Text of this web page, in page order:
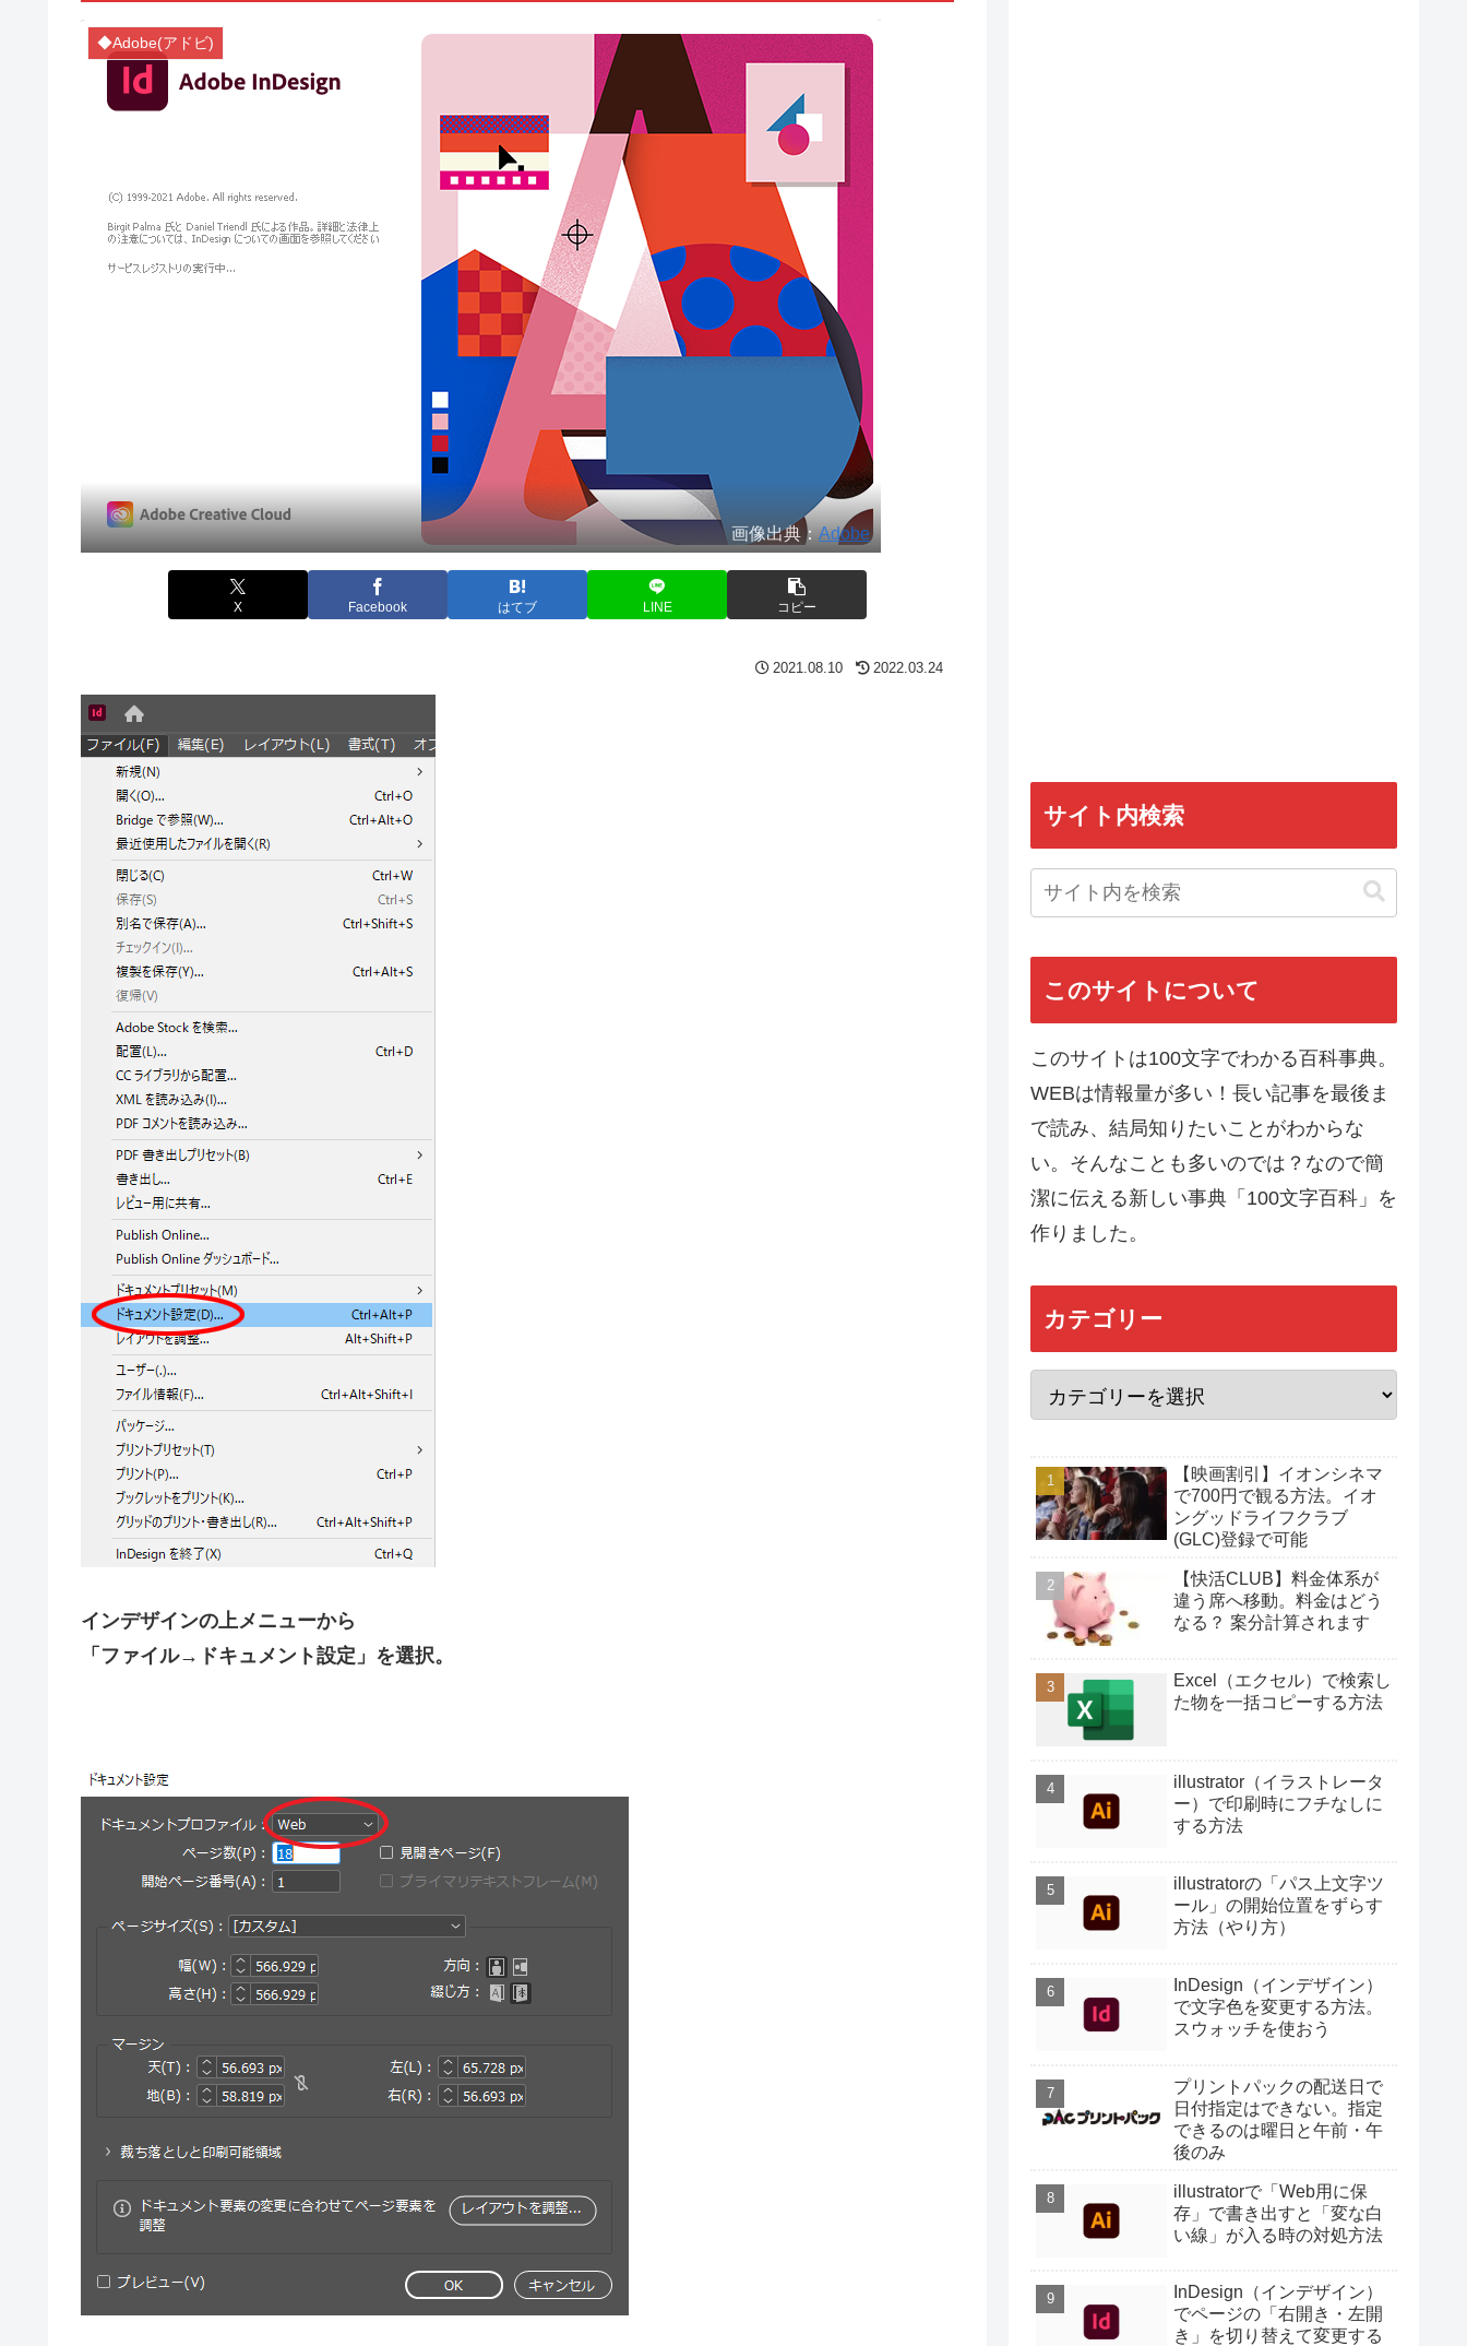
◆Adobe(アドビ)
画像出典：Adobe
X Facebook はてブ LINE コピー
2021.08.10 2022.03.24
インデザインの上メニューから
「ファイル→ドキュメント設定」を選択。
サイト内検索
このサイトについて
このサイトは100文字でわかる百科事典。
WEBは情報量が多い！長い記事を最後ま
で読み、結局知りたいことがわからな
い。そんなことも多いのでは？なので簡
潔に伝える新しい事典「100文字百科」を
作りました。
カテゴリー
【映画割引】イオンシネマ
で700円で観る方法。イオ
ングッドライフクラブ
(GLC)登録で可能
【快活CLUB】料金体系が
違う席へ移動。料金はどう
なる？ 案分計算されます
Excel（エクセル）で検索し
た物を一括コピーする方法
illustrator（イラストレータ
ー）で印刷時にフチなしに
する方法
illustratorの「パス上文字ツ
ール」の開始位置をずらす
方法（やり方）
InDesign（インデザイン）
で文字色を変更する方法。
スウォッチを使おう
プリントパックの配送日で
日付指定はできない。指定
できるのは曜日と午前・午
後のみ
illustratorで「Web用に保
存」で書き出すと「変な白
い線」が入る時の対処方法
InDesign（インデザイン）
でページの「右開き・左開
き」を切り替えて変更する